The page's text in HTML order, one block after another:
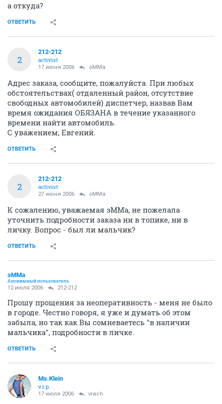
а откуда?
ОТВЕТИТЬ
2
212-212
activist
17 июня 2006 эММа
Адрес заказа, сообщите, пожалуйста. При любых
обстоятельствах( отдаленный район, отсутствие
свободных автомобилей) диспетчер, назвав Вам
время ожидания ОБЯЗАНА в течение указанного
времени найти автомобиль.
С уважением, Евгений.
ОТВЕТИТЬ
2
212-212
activist
27 июня 2006 эММа
К сожалению, уважаемая эММа, не пожелала
уточнить подробности заказа ни в топике, ни в
личку. Вопрос - был ли мальчик?
ОТВЕТИТЬ
эММа
Анонимный пользователь
12 июля 2006 212-212
Прошу прощения за неоперативность - меня не было
в городе. Честно говоря, я уже и думать об этом
забыла, но так как Вы сомневаетесь "в наличии
мальчика", подробности в личке.
ОТВЕТИТЬ
Ms.Klein
v.i.p.
17 июля 2006 vrach